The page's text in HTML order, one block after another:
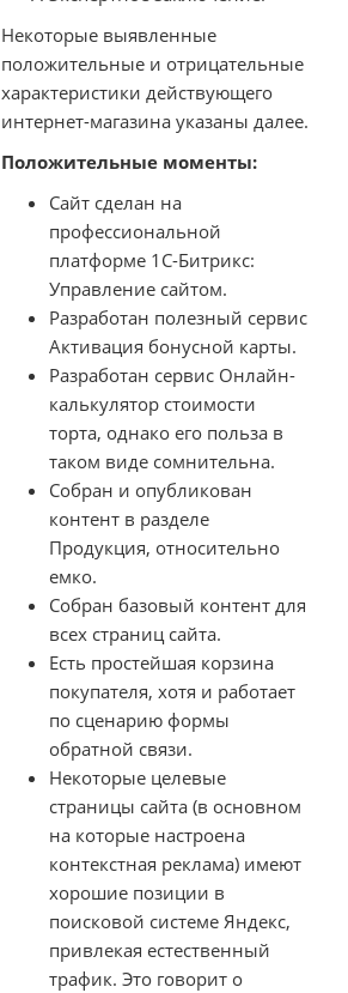
Некоторые выявленные
положительные и отрицательные
характеристики действующего
интернет-магазина указаны далее.
Положительные моменты:
Сайт сделан на
профессиональной
платформе 1С-Битрикс:
Управление сайтом.
Разработан полезный сервис
Активация бонусной карты.
Разработан сервис Онлайн-
калькулятор стоимости
торта, однако его польза в
таком виде сомнительна.
Собран и опубликован
контент в разделе
Продукция, относительно
емко.
Собран базовый контент для
всех страниц сайта.
Есть простейшая корзина
покупателя, хотя и работает
по сценарию формы
обратной связи.
Некоторые целевые
страницы сайта (в основном
на которые настроена
контекстная реклама) имеют
хорошие позиции в
поисковой системе Яндекс,
привлекая естественный
трафик. Это говорит о